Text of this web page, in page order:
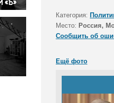
Категория:
Место: Россия,
Сообщить об
Ещё фото